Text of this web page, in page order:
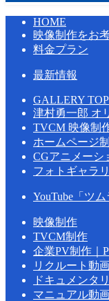
HOME
映像制作をお
料金プラン
最新情報
GALLERY TOP
津村勇一郎 オ
TVCM 映像制
ホームページ
CGアニメーシ
フォトギャラ
YouTube「ツム
映像制作
TVCM制作
企業PV制作｜
リクルート動
ドキュメンタ
マニュアル動